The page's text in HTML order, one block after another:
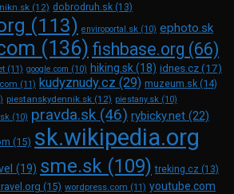
(12) dobrodruh.sk (13)
(113) enviroportal.sk (10) ephoto.sk
(136) fishbase.org (66)
(11) google.com (10) hiking.sk(18) idnes.cz(17)
(11) kudyznudy.cz (29) muzeum.sk (14)
piestanskydennik.sk (12) piestany.sk (10)
(10) pravda.sk (46) rybicky.net (22)
(15) sk.wikipedia.org
(19) sme.sk (109) treking.cz (13)
(15) wordpress.com (11) youtube.com